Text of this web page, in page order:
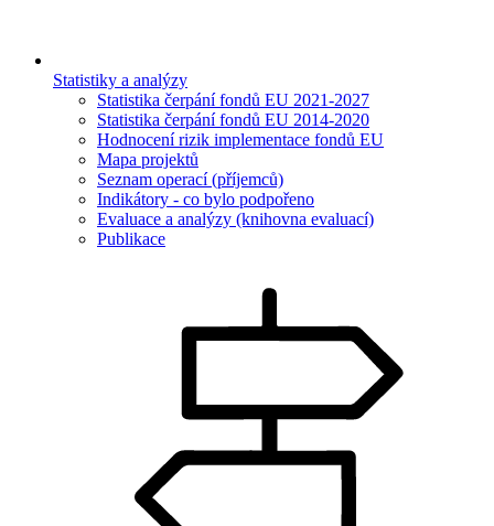
Statistiky a analýzy
Statistika čerpání fondů EU 2021-2027
Statistika čerpání fondů EU 2014-2020
Hodnocení rizik implementace fondů EU
Mapa projektů
Seznam operací (příjemců)
Indikátory - co bylo podpořeno
Evaluace a analýzy (knihovna evaluací)
Publikace